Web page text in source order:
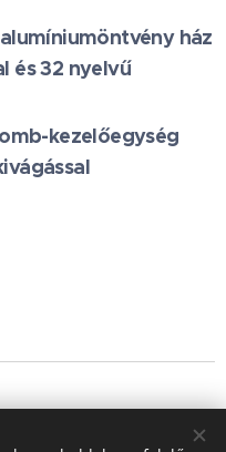
ház
és 32 nyelvű
kezelőegység